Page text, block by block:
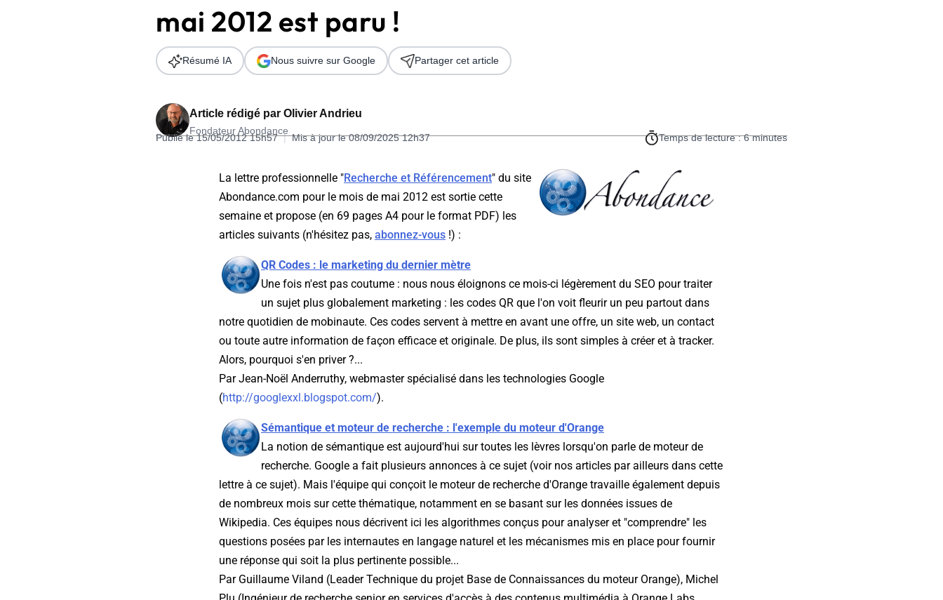
Télécharger l'Ebook
Formation SEO & GEO - Edition 2026
244.30€ HT au lieu de 349€ pendant 1 mois !
mai 2012 est paru !
Article rédigé par Olivier Andrieu
Fondateur Abondance
Publié le 15/05/2012 15h57 | Mis à jour le 08/09/2025 12h37 Temps de lecture : 6 minutes
Résumé IA Nous suivre sur Google Partager cet article
La lettre professionnelle "Recherche et Référencement" du site
Abondance.com pour le mois de mai 2012 est sortie cette
semaine et propose (en 69 pages A4 pour le format PDF) les
articles suivants (n'hésitez pas, abonnez-vous !) :
QR Codes : le marketing du dernier mètre
Une fois n'est pas coutume : nous nous éloignons ce mois-ci légèrement du SEO pour traiter
un sujet plus globalement marketing : les codes QR que l'on voit fleurir un peu partout dans
notre quotidien de mobinaute. Ces codes servent à mettre en avant une offre, un site web, un contact
ou toute autre information de façon efficace et originale. De plus, ils sont simples à créer et à tracker.
Alors, pourquoi s'en priver ?...
Par Jean-Noël Anderruthy, webmaster spécialisé dans les technologies Google
(http://googlexxl.blogspot.com/).
Sémantique et moteur de recherche : l'exemple du moteur d'Orange
La notion de sémantique est aujourd'hui sur toutes les lèvres lorsqu'on parle de moteur de
recherche. Google a fait plusieurs annonces à ce sujet (voir nos articles par ailleurs dans cette
lettre à ce sujet). Mais l'équipe qui conçoit le moteur de recherche d'Orange travaille également depuis
de nombreux mois sur cette thématique, notamment en se basant sur les données issues de
Wikipedia. Ces équipes nous décrivent ici les algorithmes conçus pour analyser et "comprendre" les
questions posées par les internautes en langage naturel et les mécanismes mis en place pour fournir
une réponse qui soit la plus pertinente possible...
Par Guillaume Viland (Leader Technique du projet Base de Connaissances du moteur Orange), Michel